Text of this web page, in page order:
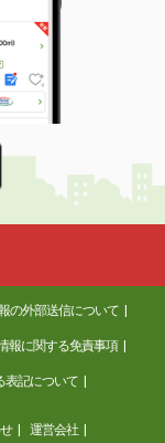
の外部送信について
報に関する免責事項
表記について
運営会社